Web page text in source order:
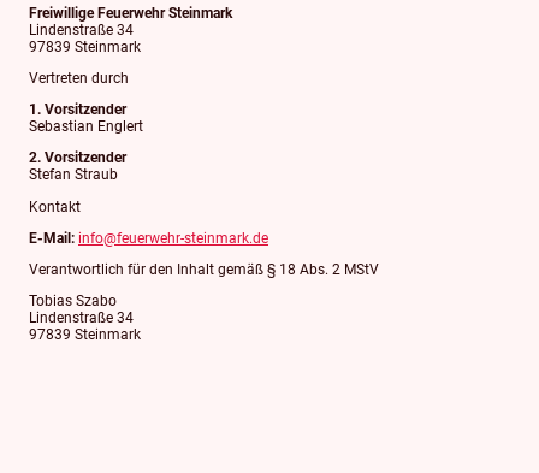
Freiwillige Feuerwehr Steinmark
Lindenstraße 34
97839 Steinmark
Vertreten durch
1. Vorsitzender
Sebastian Englert
2. Vorsitzender
Stefan Straub
Kontakt
E-Mail: info@feuerwehr-steinmark.de
Verantwortlich für den Inhalt gemäß § 18 Abs. 2 MStV
Tobias Szabo
Lindenstraße 34
97839 Steinmark